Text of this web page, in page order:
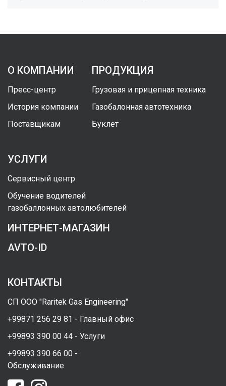
О КОМПАНИИ
Пресс-центр
История компании
Поставщикам
ПРОДУКЦИЯ
Грузовая и прицепная техника
Газобалонная автотехника
Буклет
УСЛУГИ
Сервисный центр
Обучение водителей
газобаллонных автолюбителей
ИНТЕРНЕТ-МАГАЗИН
AVTO-ID
КОНТАКТЫ
СП ООО "Raritek Gas Engineering"
+99871 256 29 81 - Главный офис
+99893 390 00 44 - Услуги
+99893 390 66 00 -
Обслуживание